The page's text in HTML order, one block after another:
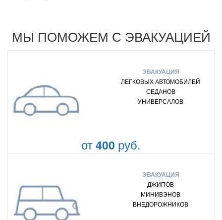
МЫ ПОМОЖЕМ С ЭВАКУАЦИЕЙ
ЭВАКУАЦИЯ
ЛЕГКОВЫХ АВТОМОБИЛЕЙ
СЕДАНОВ
УНИВЕРСАЛОВ
от400 руб.
ЭВАКУАЦИЯ
ДЖИПОВ
МИНИВЭНОВ
ВНЕДОРОЖНИКОВ